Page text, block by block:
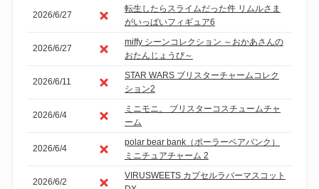
2026/6/27
転生したらスライムだった件 リムルさま
がいっぱいフィギュア6
2026/6/27
miffy シーンコレクション ～おかあさんの
おたんじょうび～
2026/6/11
STAR WARS ブリスターチャームコレク
ション2
2026/6/4
ミニモニ。 ブリスターコスチュームチャ
ーム
2026/6/4
polar bear bank（ポーラーベアバンク）
ミニチュアチャーム 2
2026/6/2
VIRUSWEETS カプセルラバーマスコット